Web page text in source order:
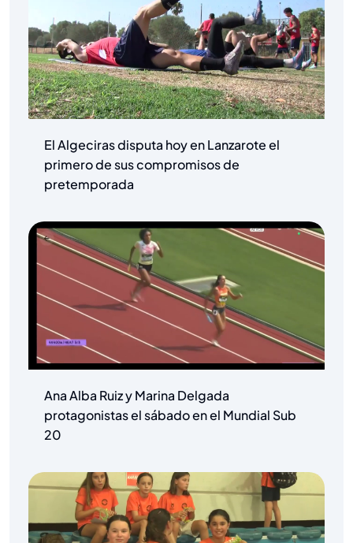
El Algeciras disputa hoy en Lanzarote el
primero de sus compromisos de
pretemporada
Ana Alba Ruiz y Marina Delgada
protagonistas el sábado en el Mundial Sub
20